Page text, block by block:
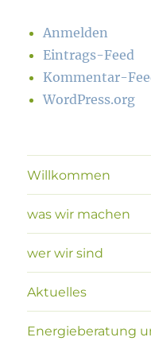
Anmelden
Eintrags-Feed
Kommentar-
WordPress.org
Willkommen
was wir machen
wer wir sind
Aktuelles
Energieberatung